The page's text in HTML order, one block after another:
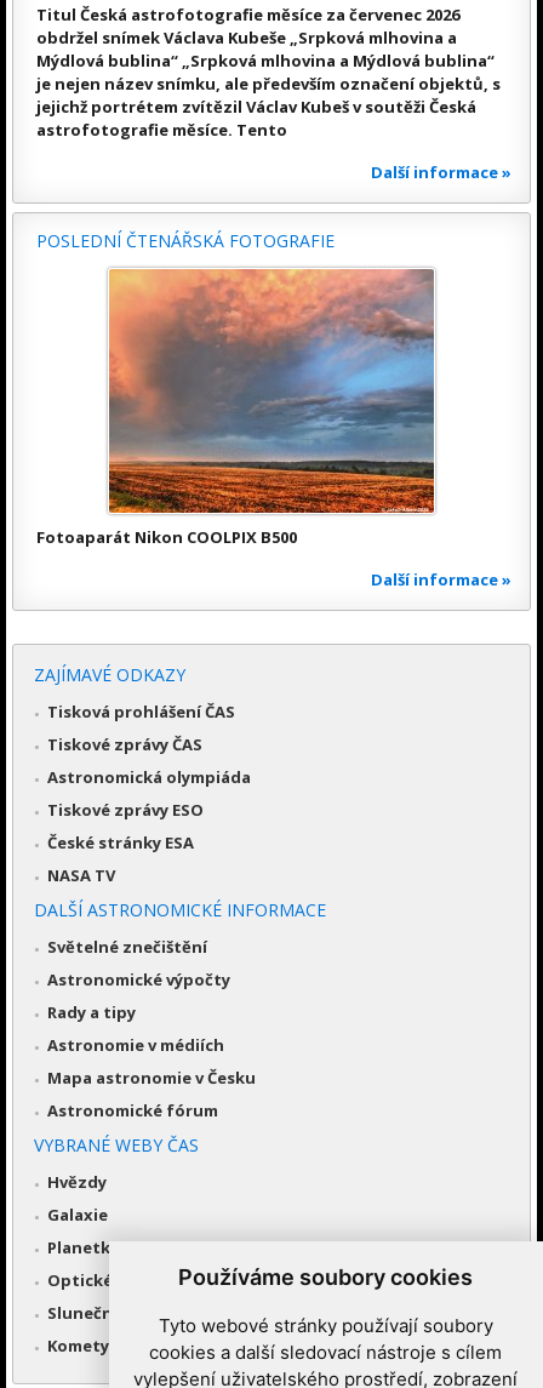
Používáme soubory cookies
Tyto webové stránky používají soubory
cookies a další sledovací nástroje s cílem
vylepšení uživatelského prostředí, zobrazení
Titul Česká astrofotografie měsíce za červenec 2026
obdržel snímek Václava Kubeše „Srpková mlhovina a
Mýdlová bublina“ „Srpková mlhovina a Mýdlová bublina“
je nejen název snímku, ale především označení objektů, s
jejichž portrétem zvítězil Václav Kubeš v soutěži Česká
astrofotografie měsíce. Tento
Další informace »
POSLEDNÍ ČTENÁŘSKÁ FOTOGRAFIE
Fotoaparát Nikon COOLPIX B500
Další informace »
ZAJÍMAVÉ ODKAZY
Tisková prohlášení ČAS
Tiskové zprávy ČAS
Astronomická olympiáda
Tiskové zprávy ESO
České stránky ESA
NASA TV
DALŠÍ ASTRONOMICKÉ INFORMACE
Světelné znečištění
Astronomické výpočty
Rady a tipy
Astronomie v médiích
Mapa astronomie v Česku
Astronomické fórum
VYBRANÉ WEBY ČAS
Hvězdy
Galaxie
Planetky
Optické úkazy v atmosféře
Sluneční soustava
Komety a meteory